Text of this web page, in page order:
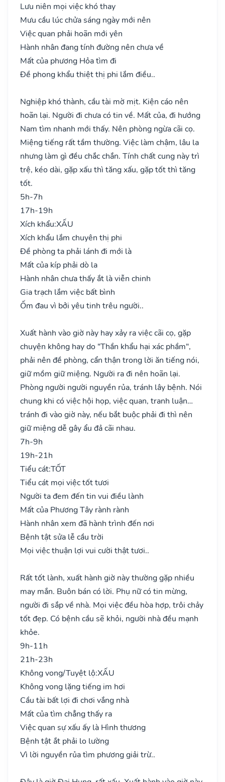
Lưu niên mọi việc khó thay
Mưu cầu lúc chửa sáng ngày mới nên
Việc quan phải hoãn mới yên
Hành nhân đang tính đường nên chưa về
Mất của phương Hỏa tìm đi
Đề phong khẩu thiệt thị phi lắm điều..
Nghiệp khó thành, cầu tài mờ mịt. Kiện cáo nên
hoãn lại. Người đi chưa có tin về. Mất của, đi hướng
Nam tìm nhanh mới thấy. Nên phòng ngừa cãi cọ.
Miệng tiếng rất tầm thường. Việc làm chậm, lâu la
nhưng làm gì đều chắc chắn. Tính chất cung này trì
trệ, kéo dài, gặp xấu thì tăng xấu, gặp tốt thì tăng
tốt.
5h-7h
17h-19h
Xích khẩu:XẤU
Xích khẩu lắm chuyên thị phi
Đề phòng ta phải lánh đi mới là
Mất của kíp phải dò la
Hành nhân chưa thấy ắt là viễn chinh
Gia trạch lắm việc bất bình
Ốm đau vì bởi yêu tinh trêu người..
Xuất hành vào giờ này hay xảy ra việc cãi cọ, gặp
chuyện không hay do "Thần khẩu hại xác phầm",
phải nên đề phòng, cẩn thận trong lời ăn tiếng nói,
giữ mồm giữ miệng. Người ra đi nên hoãn lại.
Phòng người người nguyền rủa, tránh lây bệnh. Nói
chung khi có việc hội họp, việc quan, tranh luận…
tránh đi vào giờ này, nếu bắt buộc phải đi thì nên
giữ miệng dễ gây ẩu đả cãi nhau.
7h-9h
19h-21h
Tiểu cát:TỐT
Tiểu cát mọi việc tốt tươi
Người ta đem đến tin vui điều lành
Mất của Phương Tây rành rành
Hành nhân xem đã hành trình đến nơi
Bệnh tật sửa lễ cầu trời
Mọi việc thuận lợi vui cười thật tươi..
Rất tốt lành, xuất hành giờ này thường gặp nhiều
may mắn. Buôn bán có lời. Phụ nữ có tin mừng,
người đi sắp về nhà. Mọi việc đều hòa hợp, trôi chảy
tốt đẹp. Có bệnh cầu sẽ khỏi, người nhà đều mạnh
khỏe.
9h-11h
21h-23h
Không vong/Tuyệt lộ:XẤU
Không vong lặng tiếng im hơi
Cầu tài bất lợi đi chơi vắng nhà
Mất của tìm chẳng thấy ra
Việc quan sự xấu ấy là Hình thương
Bệnh tật ắt phải lo lường
Vì lời nguyền rủa tìm phương giải trừ..